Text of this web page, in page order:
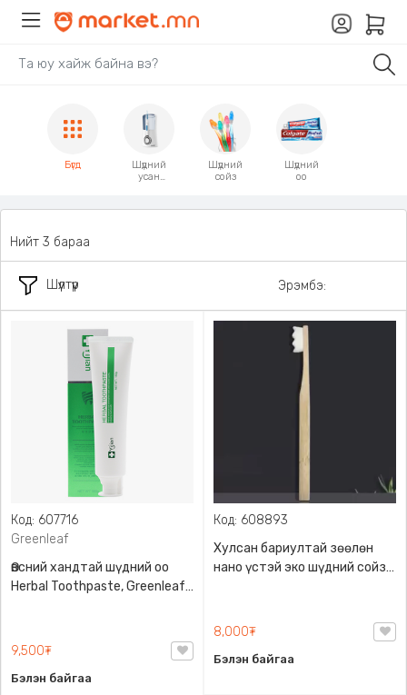
Бүгд
Шүдний
усан
Шүдний
сойз
Шүдний
оо
Шүүлтүүр
Нийт 3 бараа
Эрэмбэ:
Код: 607716
Greenleaf
Өвсний хандтай шүдний оо
Herbal Toothpaste, Greenleaf,
9,500₮
Бэлэн байгаа
Код: 608893
Хулсан бариултай зөөлөн
нано үстэй эко шүдний сойз,
зөөлөн үстэй, шүдний бүх
8,000₮
Бэлэн байгаа